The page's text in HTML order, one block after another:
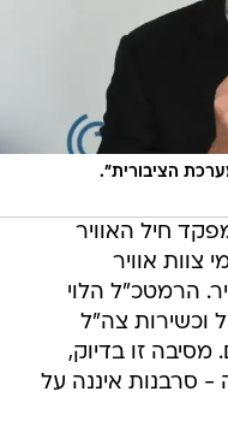
הציבורית".
חיל האוויר
ולוחמי צוות אוויר
הרמטכ"ל הלוי
וכשירות צה"ל
מסיבה זו בדיוק,
- סרבנות איננה על